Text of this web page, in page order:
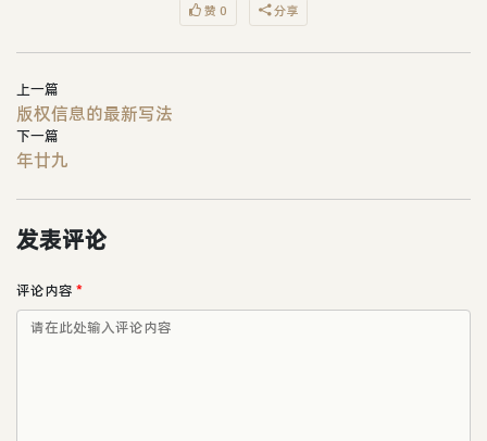
赞 0 分享
上一篇
版权信息的最新写法
下一篇
年廿九
发表评论
评论内容 *